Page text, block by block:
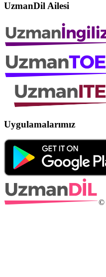
UzmanDil Ailesi
Uygulamalarımız
©